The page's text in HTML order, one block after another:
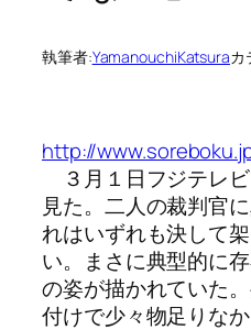
執筆者:YamanouchiKatsuraカ
http://
３月１日フジテレ
見た。二人の裁判官
れはいずれも決して
い。まさに典型的に
の姿が描かれていた
付けで少々物足りな